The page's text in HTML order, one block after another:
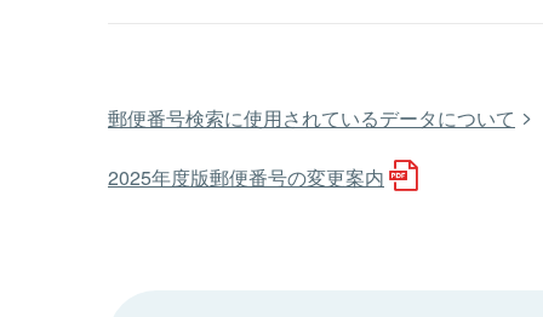
郵便番号検索に使用されているデータについて
2025年度版郵便番号の変更案内